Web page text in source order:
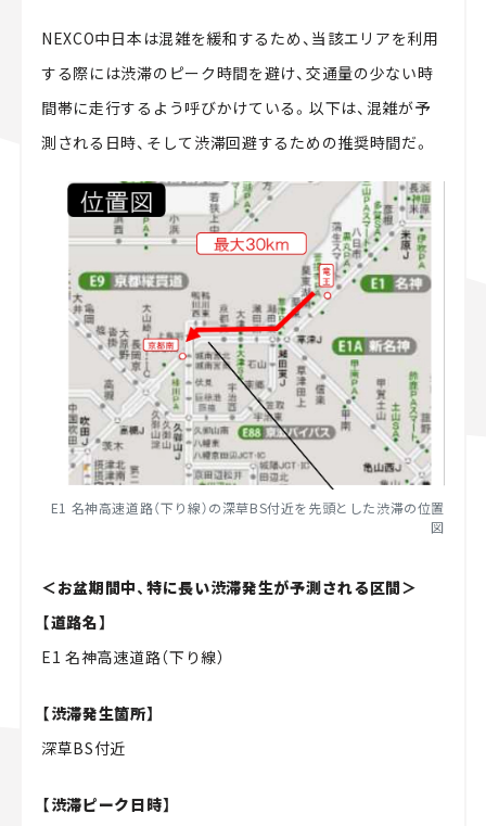
NEXCO中日本は混雑を緩和するため、当該エリアを利用
する際には渋滞のピーク時間を避け、交通量の少ない時
間帯に走行するよう呼びかけている。以下は、混雑が予
測される日時、そして渋滞回避するための推奨時間だ。
E1 名神高速道路（下り線）の深草BS付近を先頭とした渋滞の位置
図
＜お盆期間中、特に長い渋滞発生が予測される区間＞
【道路名】
E1 名神高速道路（下り線）
【渋滞発生箇所】
深草BS付近
【渋滞ピーク日時】